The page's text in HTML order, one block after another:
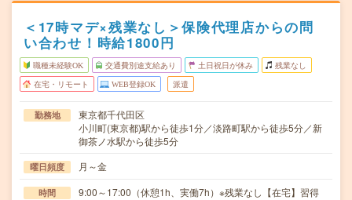
＜17時マデ×残業なし＞保険代理店からの問
い合わせ！時給1800円
職種未経験OK 交通費別途支給あり 土日祝日が休み 残業なし
在宅・リモート WEB登録OK 派遣
勤務地
東京都千代田区
小川町(東京都)駅から徒歩1分／淡路町駅から徒歩5分／新
御茶ノ水駅から徒歩5分
曜日頻度 月～金
時間
9:00～17:00（休憩1h、実働7h）※残業なし【在宅】習得